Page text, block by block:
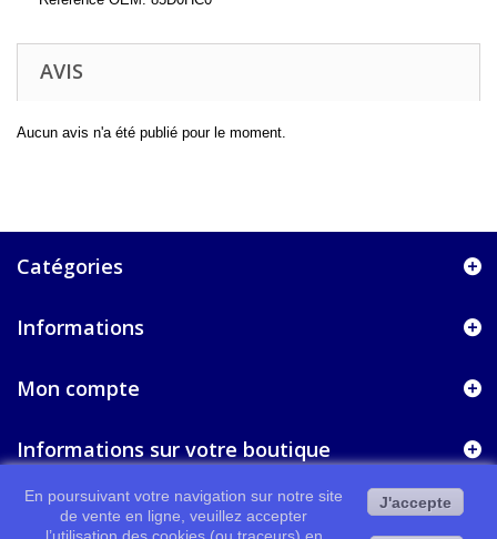
AVIS
Aucun avis n'a été publié pour le moment.
Catégories
Informations
Mon compte
Informations sur votre boutique
En poursuivant votre navigation sur notre site
de vente en ligne, veuillez accepter
J'accepte